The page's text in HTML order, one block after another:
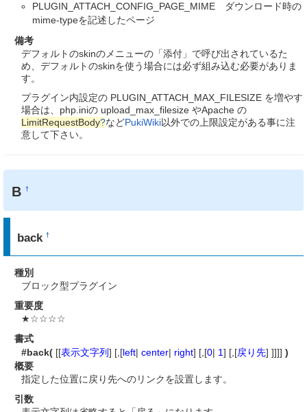
PLUGIN_ATTACH_CONFIG_PAGE_MIME ダウンロード時の
mime-typeを記述したページ
備考
デフォルトのskinのメニューの「添付」で呼び出されているた
め、デフォルトのskinを使う場合には必ず組み込む必要がありま
す。
プラグイン内設定の PLUGIN_ATTACH_MAX_FILESIZE を増やす
場合は、php.iniの upload_max_filesize やApache の
LimitRequestBody?などPukiWiki以外での上限設定がある事に注
意して下さい。
B†
back†
種別
ブロック型プラグイン
重要度
★☆☆☆☆
書式
#back( [[表示文字列] [,[left| center| right] [,[0| 1] [,[戻り先] ]]]] )
概要
指定した位置に戻り先へのリンクを設置します。
引数